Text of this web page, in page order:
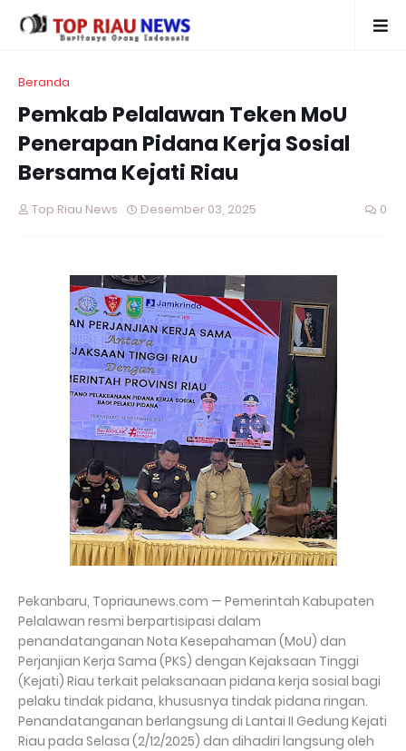
Beranda
Pemkab Pelalawan Teken MoU
Penerapan Pidana Kerja Sosial
Bersama Kejati Riau
Top Riau News Desember 03, 2025 0
Pekanbaru, Topriaunews.com — Pemerintah Kabupaten
Pelalawan resmi berpartisipasi dalam
penandatanganan Nota Kesepahaman (MoU) dan
Perjanjian Kerja Sama (PKS) dengan Kejaksaan Tinggi
(Kejati) Riau terkait pelaksanaan pidana kerja sosial bagi
pelaku tindak pidana, khususnya tindak pidana ringan.
Penandatanganan berlangsung di Lantai II Gedung Kejati
Riau pada Selasa (2/12/2025) dan dihadiri langsung oleh